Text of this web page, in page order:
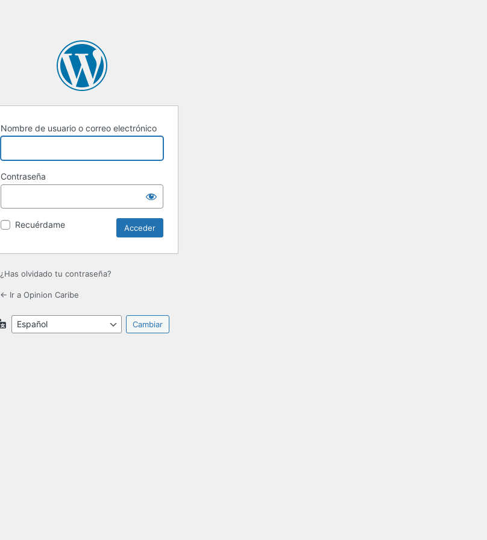
Nombre de usuario o correo electrónico
Contraseña
Recuérdame
¿Has olvidado tu contraseña?
← Ir a Opinion Caribe
Idioma